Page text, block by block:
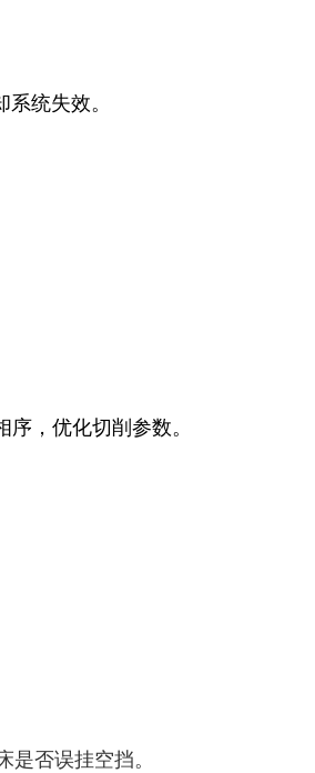
统失效。
，优化切削参数。
否误挂空挡。